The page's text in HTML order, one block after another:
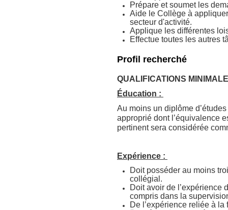
Prépare et soumet les
Aide le Collège à
secteur d'activité.
Applique les différentes
Effectue toutes les autres
Profil recherché
QUALIFICATIONS
Éducation :
Au moins un diplôme
approprié dont l’équivalence
pertinent sera considérée
Expérience :
Doit posséder au moins
collégial.
Doit avoir de l’expérience
compris dans la
De l’expérience reliée à